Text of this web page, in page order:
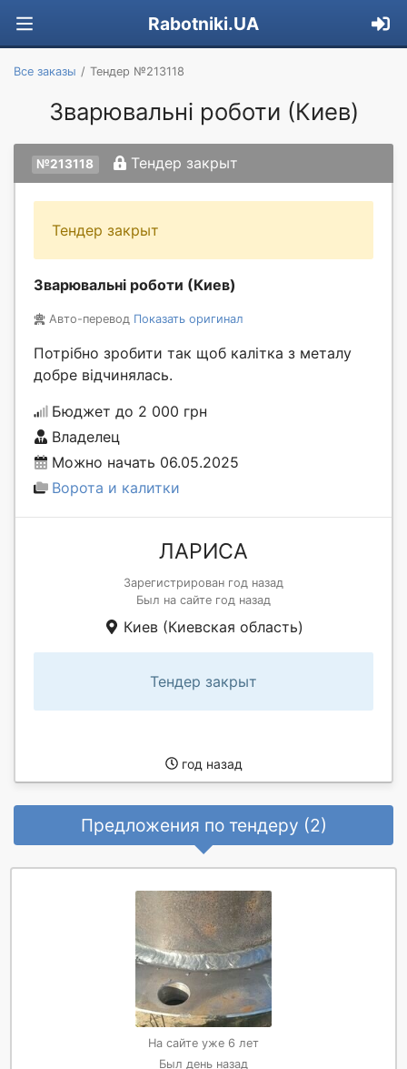
Rabotniki.UA
Все заказы Тендер №213118
Зварювальні роботи (Киев)
№213118 Тендер закрыт
Тендер закрыт
Зварювальні роботи (Киев)
Авто-перевод Показать оригинал
Потрібно зробити так щоб калітка з металу
добре відчинялась.
Бюджет до 2 000 грн
Владелец
Можно начать 06.05.2025
Ворота и калитки
ЛАРИСА
Зарегистрирован год назад
Был на сайте год назад
Киев (Киевская область)
Тендер закрыт
год назад
Предложения по тендеру (2)
На сайте уже 6 лет
Был день назад